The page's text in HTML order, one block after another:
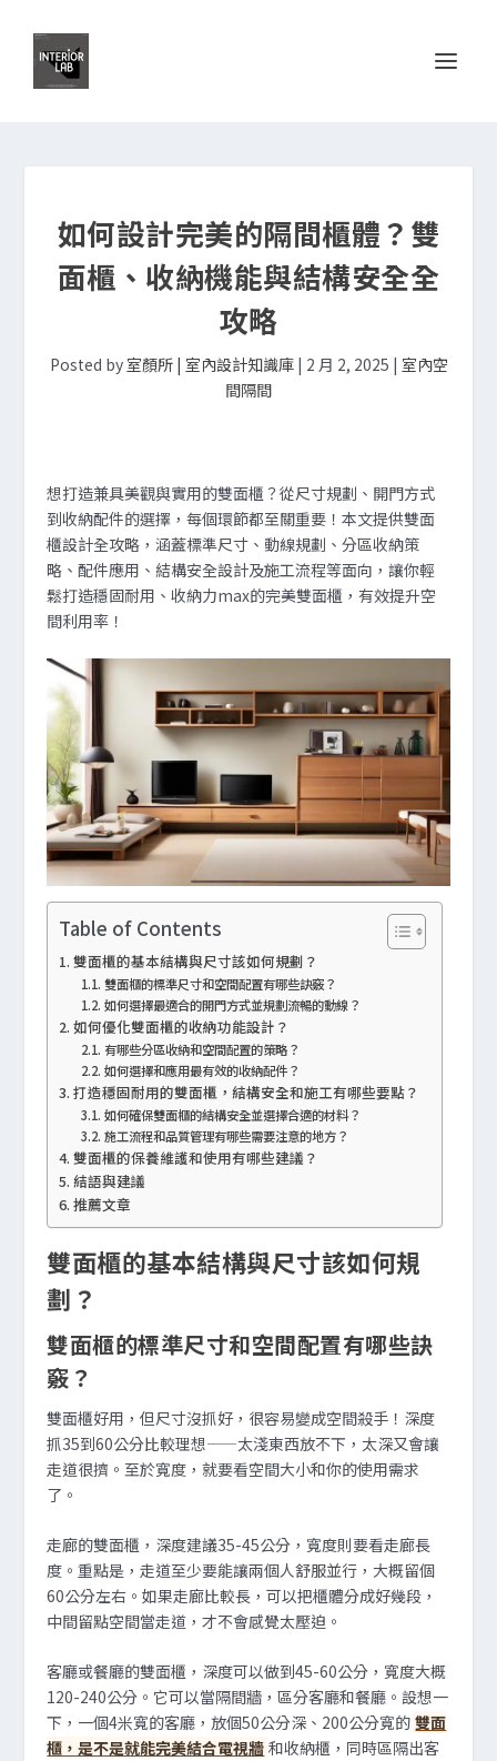
如何設計完美的隔間櫃體？雙
面櫃、收納機能與結構安全全
攻略
Posted by 室顏所 | 室內設計知識庫| 2 月 2, 2025 | 室內空
間隔間
想打造兼具美觀與實用的雙面櫃？從尺寸規劃、開門方式
到收納配件的選擇，每個環節都至關重要！本文提供雙面
櫃設計全攻略，涵蓋標準尺寸、動線規劃、分區收納策
略、配件應用、結構安全設計及施工流程等面向，讓你輕
鬆打造穩固耐用、收納力max的完美雙面櫃，有效提升空
間利用率！
Table of Contents
雙面櫃的基本結構與尺寸該如何規劃？
雙面櫃的標準尺寸和空間配置有哪些訣竅？
如何選擇最適合的開門方式並規劃流暢的動線？
如何優化雙面櫃的收納功能設計？
有哪些分區收納和空間配置的策略？
如何選擇和應用最有效的收納配件？
打造穩固耐用的雙面櫃，結構安全和施工有哪些要點？
如何確保雙面櫃的結構安全並選擇合適的材料？
施工流程和品質管理有哪些需要注意的地方？
雙面櫃的保養維護和使用有哪些建議？
結語與建議
推薦文章
雙面櫃的基本結構與尺寸該如何規
劃？
雙面櫃的標準尺寸和空間配置有哪些訣
竅？
雙面櫃好用，但尺寸沒抓好，很容易變成空間殺手！深度
抓35到60公分比較理想——太淺東西放不下，太深又會讓
走道很擠。至於寬度，就要看空間大小和你的使用需求
了。
走廊的雙面櫃，深度建議35-45公分，寬度則要看走廊長
度。重點是，走道至少要能讓兩個人舒服並行，大概留個
60公分左右。如果走廊比較長，可以把櫃體分成好幾段，
中間留點空間當走道，才不會感覺太壓迫。
客廳或餐廳的雙面櫃，深度可以做到45-60公分，寬度大概
120-240公分。它可以當隔間牆，區分客廳和餐廳。設想一
下，一個4米寬的客廳，放個50公分深、200公分寬的 雙面
櫃，是不是就能完美結合電視牆 和收納櫃，同時區隔出客